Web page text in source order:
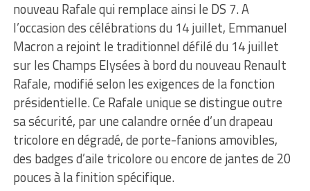
nouveau Rafale qui remplace ainsi le DS 7. A
l’occasion des célébrations du 14 juillet, Emmanuel
Macron a rejoint le traditionnel défilé du 14 juillet
sur les Champs Elysées à bord du nouveau Renault
Rafale, modifié selon les exigences de la fonction
présidentielle. Ce Rafale unique se distingue outre
sa sécurité, par une calandre ornée d’un drapeau
tricolore en dégradé, de porte-fanions amovibles,
des badges d’aile tricolore ou encore de jantes de 20
pouces à la finition spécifique.